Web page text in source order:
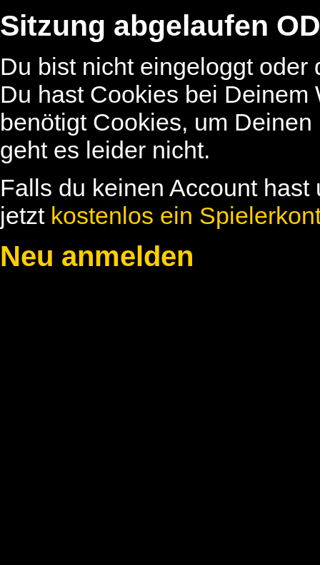
Sitzung abgelaufen
Du bist nicht eingeloggt
Du hast Cookies bei
benötigt Cookies, um
geht es leider nicht.
Falls du keinen Account
jetzt kostenlos ein
Neu anmelden